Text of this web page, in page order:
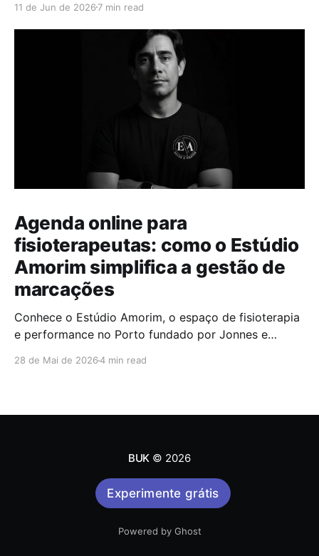
organização e autocuidado.
11 de Jun de 2026 7 min read
Agenda online para
fisioterapeutas: como o Estúdio
Amorim simplifica a gestão de
marcações
Conhece o Estúdio Amorim, o espaço de fisioterapia
e performance no Porto fundado por Jonnes e
28 de Mai de 20264 min read
BUK © 2026
Experimente grátis
Powered by Ghost